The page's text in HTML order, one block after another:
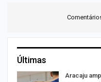
Últimas
Aracaju